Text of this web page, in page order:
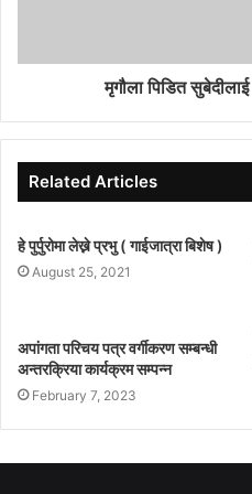
मृगौला पिडित
Related Articles
हे पुर्पुरोमा लेख्ने प्रभु ( गाईजात्रा बिशेष )
August 25, 2021
अपांगता परिचय पत्र वर्गीकरण सम्बन्धी
अन्तरक्रिया कार्यक्रम सम्पन्न
February 7, 2023